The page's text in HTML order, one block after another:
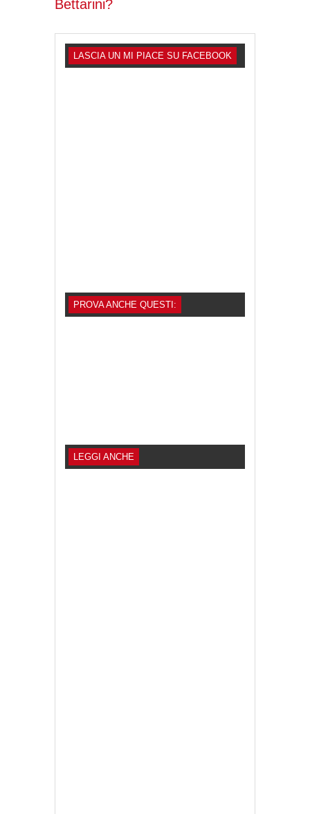
Bettarini?
LASCIA UN MI PIACE SU FACEBOOK
PROVA ANCHE QUESTI:
LEGGI ANCHE